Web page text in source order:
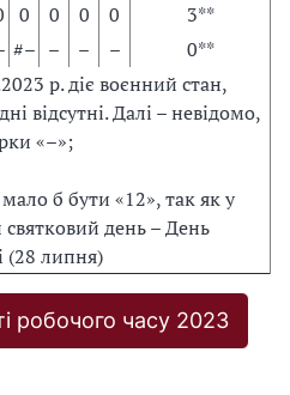
0 0 0 0
3**
#– – – –
0**
р. діє воєнний стан,
відсутні. Далі – невідомо,
«–»;
б бути «12», так як у
святковий день – День
(28 липня)
робочого часу 2023